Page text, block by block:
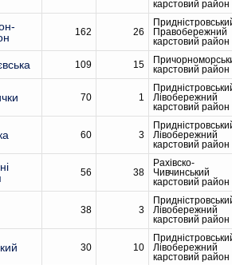
карстовий район
162 26
Правобережний
карстовий район
109 15
карстовий район
70 1
Лівобережний
карстовий район
60 3
Лівобережний
карстовий район
56 38
Рахівско-
Чивчинський
карстовий район
38 3
Лівобережний
карстовий район
30 10
Лівобережний
карстовий район